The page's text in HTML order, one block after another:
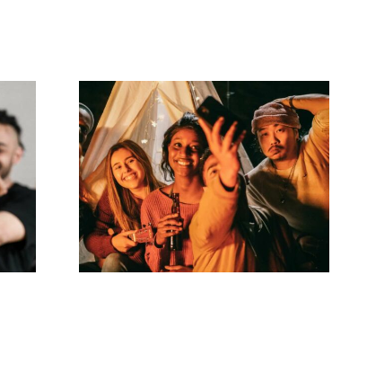
¿Cómo crear desafíos
virales en TikTok que
involucren a tu
audiencia?